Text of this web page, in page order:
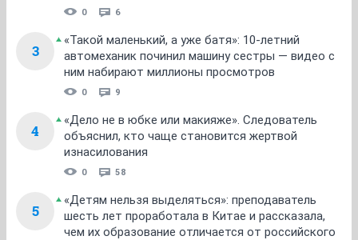
0 6
3
«Такой маленький, а уже батя»: 10-летний
автомеханик починил машину сестры — видео с
ним набирают миллионы просмотров
0 9
4
«Дело не в юбке или макияже». Следователь
объяснил, кто чаще становится жертвой
изнасилования
0 58
5
«Детям нельзя выделяться»: преподаватель
шесть лет проработала в Китае и рассказала,
чем их образование отличается от российского